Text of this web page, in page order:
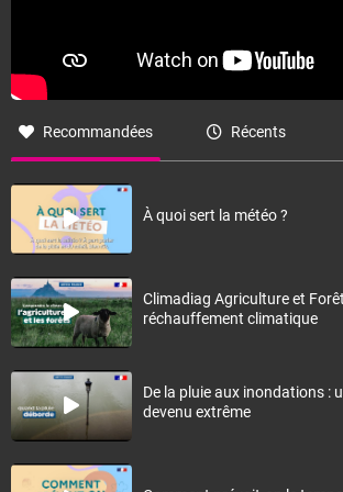
Recommandées Récents
À quoi sert la météo ?
Climadiag Agriculture et
réchauffement climatique
De la pluie aux inondations :
devenu extrême